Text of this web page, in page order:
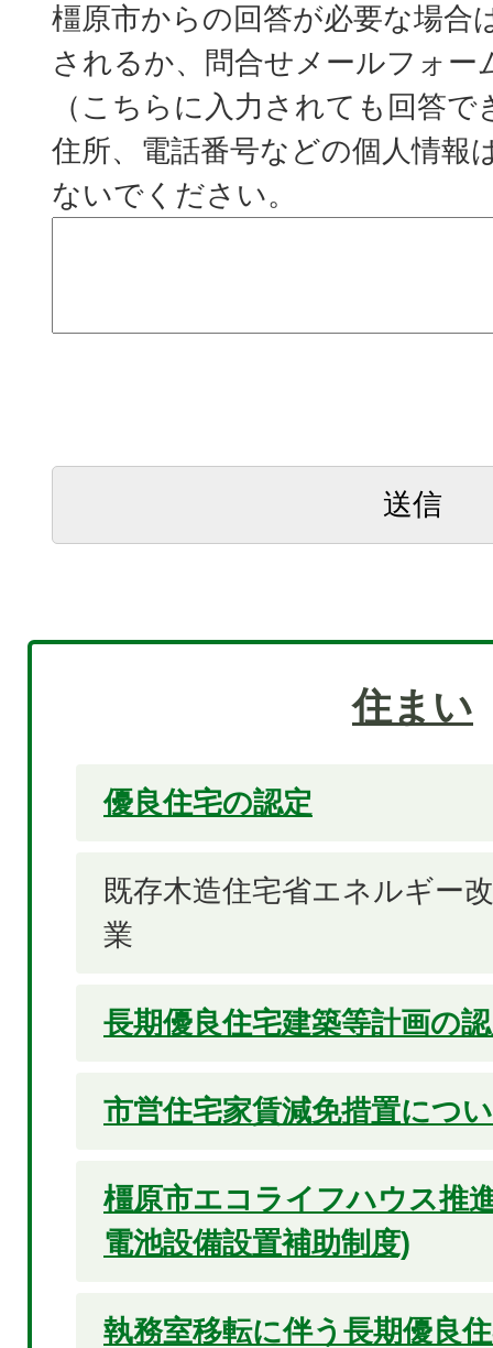
橿原市からの回答が必要な場合
されるか、問合せメールフォー
（こちらに入力されても回答
住所、電話番号などの個人情報
ないでください。
住まい
優良住宅の認定
既存木造住宅省エネルギー
業
長期優良住宅建築等計画の
市営住宅家賃減免措置につ
橿原市エコライフハウス推
電池設備設置補助制度)
執務室移転に伴う長期優良